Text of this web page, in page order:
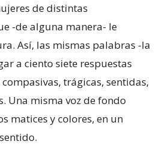
de distintas
-de alguna manera- le
Así, las mismas palabras -la
a ciento siete respuestas
trágicas, sentidas,
Una misma voz de fondo
matices y colores, en un